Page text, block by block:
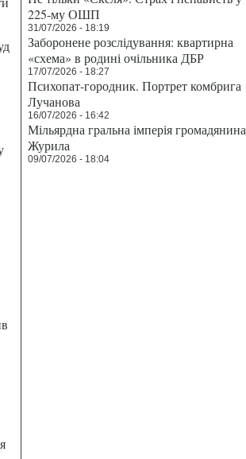
225-му ОШП
31/07/2026 - 18:19
Заборонене розслідування: квартирна
«схема» в родині очільника ДБР
17/07/2026 - 18:27
Психопат-городник. Портрет комбрига
Лучанова
16/07/2026 - 16:42
Мільярдна гральна імперія громадянина
Журила
09/07/2026 - 18:04